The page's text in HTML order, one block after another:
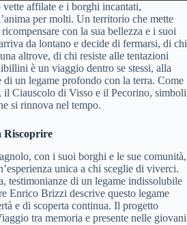
affilate e i borghi incantati,
per molti. Un territorio che mette
con la sua bellezza e i suoi
da lontano e decide di fermarsi, di chi
altrove, di chi resiste alle tentazioni
è un viaggio dentro se stessi, alla
un legame profondo con la terra. Come
Ciauscolo di Visso e il Pecorino, simboli
si rinnova nel tempo.
Riscoprire
con i suoi borghi e le sue comunità,
unica a chi sceglie di viverci.
testimonianze di un legame indissolubile
Enrico Brizzi descrive questo legame
e di scoperta continua. Il progetto
tra memoria e presente nelle giovani